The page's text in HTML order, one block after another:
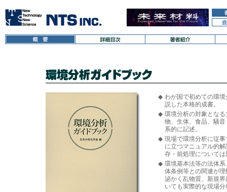
◆ わが国で初めての環
説した本格的成書。
◆ 環境分析の対象とな
物、生体、食品、騒
系的に記述。
◆ 現場で環境分析に従
に立つマニュアル的
存・前処理について
◆ 環境基本法等の法体
体条例等との関連が
泌かく乱物質、新規
いても実際的な現場